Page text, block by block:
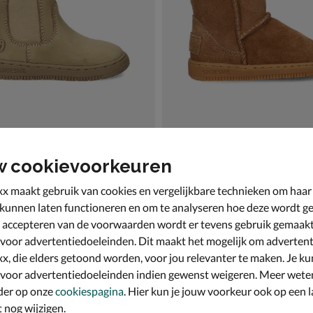
Shoesme
€ 69,99
69,99
cookievoorkeuren
maakt gebruik van cookies en vergelijkbare technieken om
laten functioneren en om te analyseren hoe deze wordt
van de voorwaarden wordt er tevens gebruik
advertentiedoeleinden. Dit maakt het mogelijk om
die elders getoond worden, voor jou relevanter te maken. Je
advertentiedoeleinden indien gewenst weigeren. Meer
op onzecookiespagina . Hier kun je jouw voorkeur ook op een
wijzigen.